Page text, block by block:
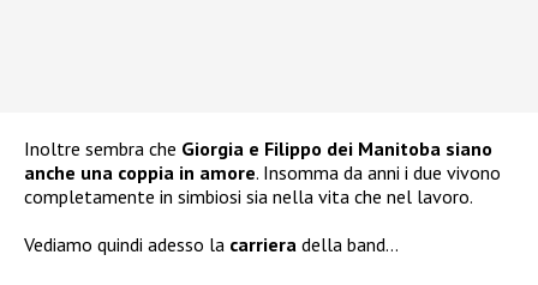
Inoltre sembra che Giorgia e Filippo dei Manitoba siano
anche una coppia in amore. Insomma da anni i due vivono
completamente in simbiosi sia nella vita che nel lavoro.
Vediamo quindi adesso la carriera della band…